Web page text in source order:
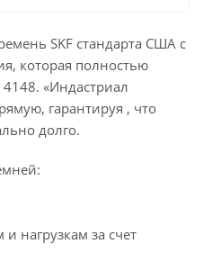
SKF стандарта США с
которая полностью
4148. «Индастриал
гарантируя , что
долго.
нагрузкам за счет